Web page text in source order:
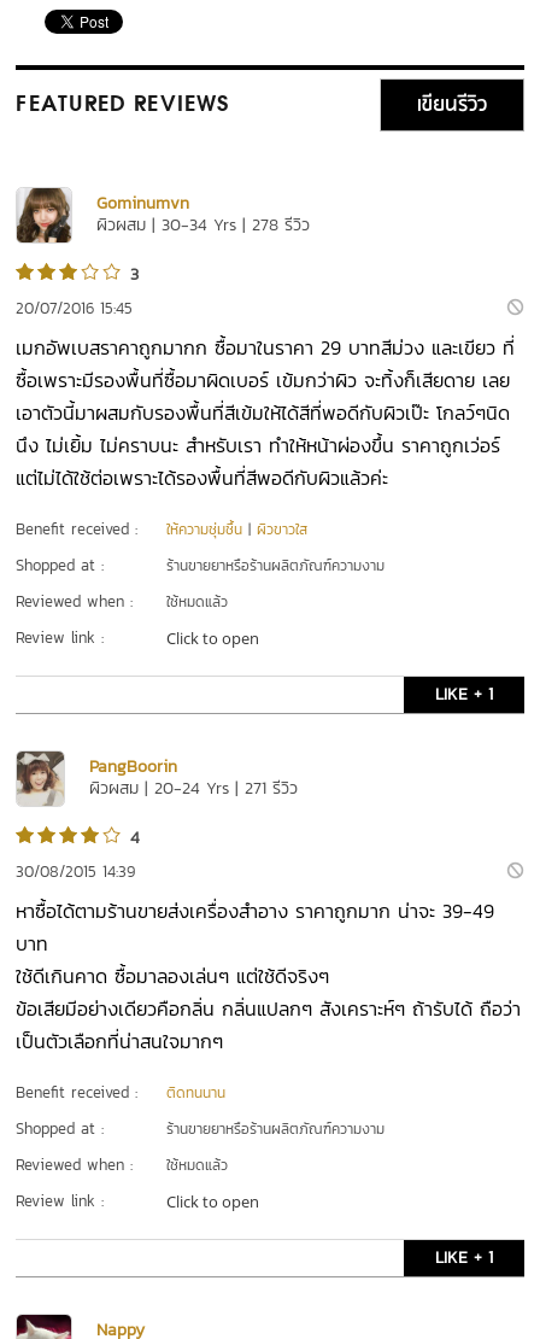
FEATURED REVIEWS เขียนรีวิว
Gominumvn
ผิวผสม | 30-34 Yrs | 278 รีวิว
3
20/07/2016 15:45
เมกอัพเบสราคาถูกมากก ซื้อมาในราคา 29 บาทสีม่วง และเขียว ที่
ซื้อเพราะมีรองพื้นที่ซื้อมาผิดเบอร์ เข้มกว่าผิว จะทิ้งก็เสียดาย เลย
เอาตัวนี้มาผสมกับรองพื้นที่สีเข้มให้ได้สีที่พอดีกับผิวเป๊ะ โกลว์ๆนิด
นึง ไม่เยิ้ม ไม่คราบนะ สำหรับเรา ทำให้หน้าผ่องขึ้น ราคาถูกเว่อร์
แต่ไม่ได้ใช้ต่อเพราะได้รองพื้นที่สีพอดีกับผิวแล้วค่ะ
Benefit received : ให้ความชุ่มชื้น |ผิวขาวใส
Shopped at : ร้านขายยาหรือร้านผลิตภัณฑ์ความงาม
Reviewed when : ใช้หมดแล้ว
Review link : Click to open
LIKE + 1
PangBoorin
ผิวผสม | 20-24 Yrs | 271 รีวิว
4
30/08/2015 14:39
หาซื้อได้ตามร้านขายส่งเครื่องสำอาง ราคาถูกมาก น่าจะ 39-49
บาท
ใช้ดีเกินคาด ซื้อมาลองเล่นๆ แต่ใช้ดีจริงๆ
ข้อเสียมีอย่างเดียวคือกลิ่น กลิ่นแปลกๆ สังเคราะห์ๆ ถ้ารับได้ ถือว่า
เป็นตัวเลือกที่น่าสนใจมากๆ
Benefit received : ติดทนนาน
Shopped at : ร้านขายยาหรือร้านผลิตภัณฑ์ความงาม
Reviewed when : ใช้หมดแล้ว
Review link : Click to open
LIKE + 1
Nappy